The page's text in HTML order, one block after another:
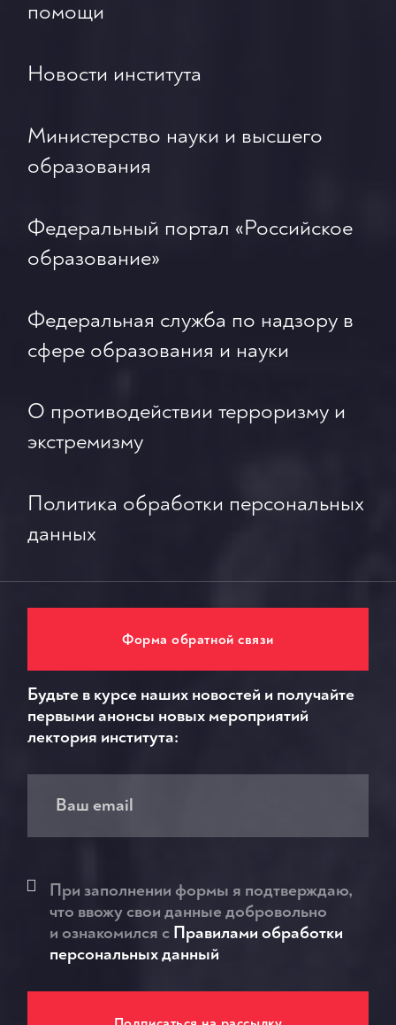
помощи
Новости института
Министерство науки и высшего
образования
Федеральный портал «Российское
образование»
Федеральная служба по надзору в
сфере образования и науки
О противодействии терроризму и
экстремизму
Политика обработки персональных
данных
Форма обратной связи
Будьте в курсе наших новостей и получайте
первыми анонсы новых мероприятий
лектория института:
При заполнении формы я подтверждаю,
что ввожу свои данные добровольно
и ознакомился c Правилами обработки
персональных данный